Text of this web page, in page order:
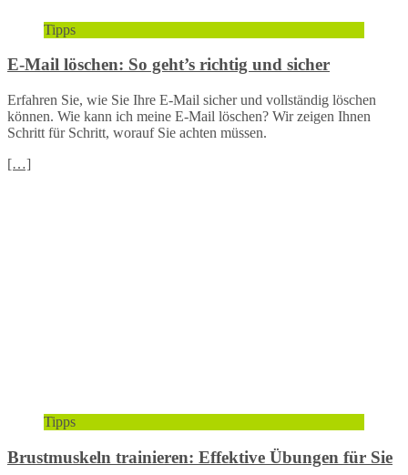
Tipps
E-Mail löschen: So geht’s richtig und sicher
Erfahren Sie, wie Sie Ihre E-Mail sicher und vollständig löschen
können. Wie kann ich meine E-Mail löschen? Wir zeigen Ihnen
Schritt für Schritt, worauf Sie achten müssen.
[…]
Tipps
Brustmuskeln trainieren: Effektive Übungen für Sie